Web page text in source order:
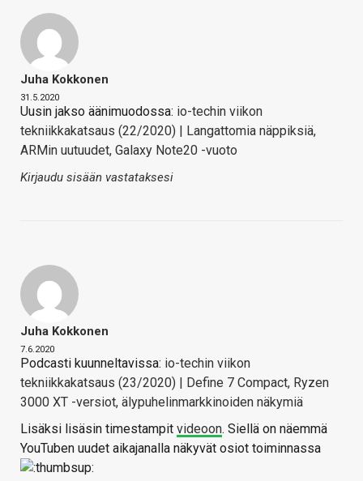
Juha Kokkonen
31.5.2020
Uusin jakso äänimuodossa: io-techin viikon
tekniikkakatsaus (22/2020) | Langattomia näppiksiä,
ARMin uutuudet, Galaxy Note20 -vuoto
Kirjaudu sisään vastataksesi
Juha Kokkonen
7.6.2020
Podcasti kuunneltavissa: io-techin viikon
tekniikkakatsaus (23/2020) | Define 7 Compact, Ryzen
3000 XT -versiot, älypuhelinmarkkinoiden näkymiä
Lisäksi lisäsin timestampit videoon. Siellä on näemmä
YouTuben uudet aikajanalla näkyvät osiot toiminnassa